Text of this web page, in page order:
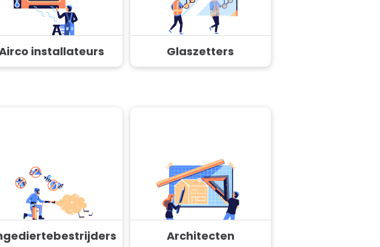
installateurs Glaszetters
Architecten